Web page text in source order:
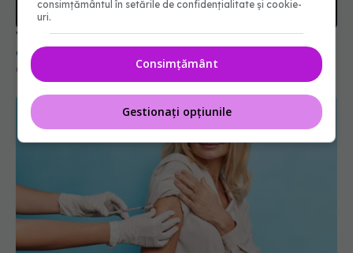
Vaccinarea va fi obligatorie pentru toţi medicii
de familie, anunță Adrian Streinu-Cercel
08 apr 2025, 16:17
consimțământul în setările de confidențialitate și cookie-
uri.
Consimțământ
Gestionați opțiunile